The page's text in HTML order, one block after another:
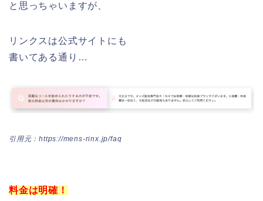
と思っちゃいますが、
リンクスは公式サイトにも
書いてある通り…
引用元：https://mens-rinx.jp/faq
料金は明確！